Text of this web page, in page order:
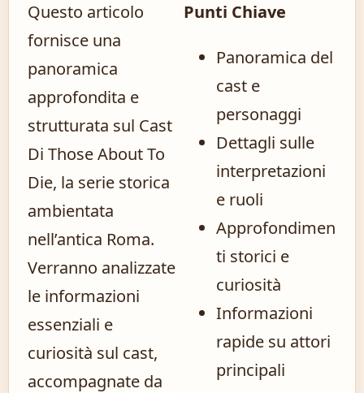
Questo articolo
fornisce una
panoramica
approfondita e
strutturata sul Cast
Di Those About To
Die, la serie storica
ambientata
nell’antica Roma.
Verranno analizzate
le informazioni
essenziali e
curiosità sul cast,
accompagnate da
Punti Chiave
Panoramica del
cast e
personaggi
Dettagli sulle
interpretazioni
e ruoli
Approfondimen
ti storici e
curiosità
Informazioni
rapide su attori
principali